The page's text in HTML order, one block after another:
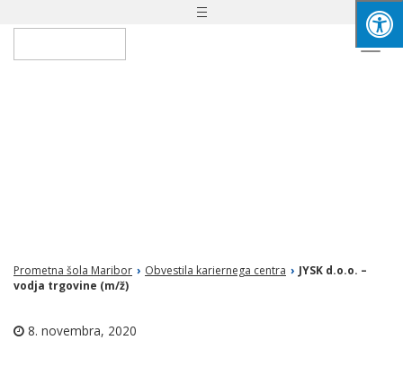
Toggle
Prometna šola Maribor › Obvestila kariernega centra › JYSK d.o.o. –
vodja trgovine (m/ž)
8. novembra, 2020